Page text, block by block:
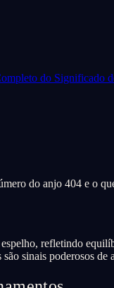
do Significado
do anjo 404 e o
refletindo
sinais poderosos